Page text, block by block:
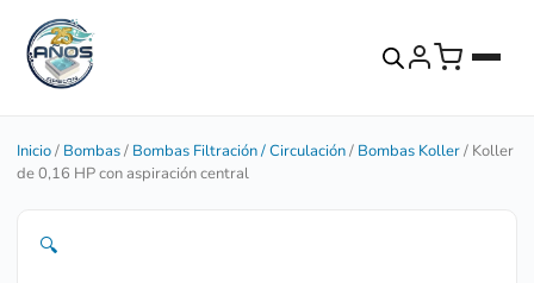
Inicio/ Bombas/ Bombas Filtración / Circulación/ Bombas Koller/ Koller
de 0,16 HP con aspiración central
🔍